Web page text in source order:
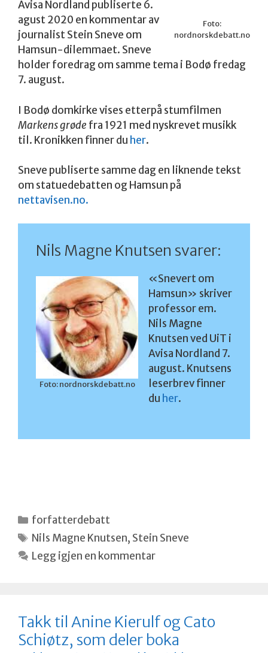
Foto:
nordnorskdebatt.no
Avisa Nordland publiserte 6.
agust 2020 en kommentar av
journalist Stein Sneve om
Hamsun-dilemmaet. Sneve
holder foredrag om samme tema i Bodø fredag
7. august.
I Bodø domkirke vises etterpå stumfilmen
Markens grøde fra 1921 med nyskrevet musikk
til. Kronikken finner du her.
Sneve publiserte samme dag en liknende tekst
om statuedebatten og Hamsun på
nettavisen.no.
Nils Magne Knutsen svarer:
Foto: nordnorskdebatt.no
«Snevert om
Hamsun» skriver
professor em.
Nils Magne
Knutsen ved UiT i
Avisa Nordland 7.
august. Knutsens
leserbrev finner
du her.
Kategorier
forfatterdebatt
Stikkord
Nils Magne Knutsen, Stein Sneve
Legg igjen en kommentar
Takk til Anine Kierulf og Cato
Schiøtz, som deler boka